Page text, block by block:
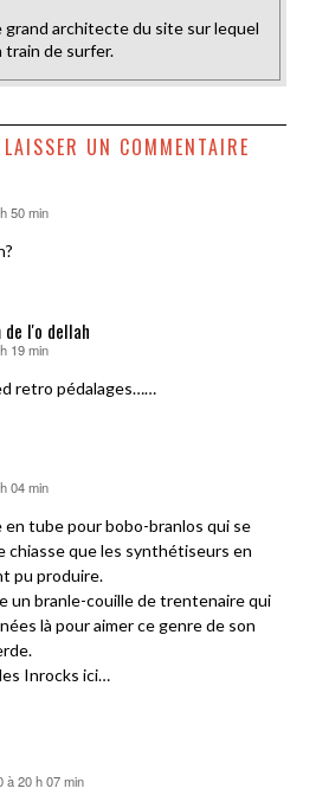
grand architecte du site sur lequel
train de surfer.
LAISSER UN COMMENTAIRE
50 min
de l'o dellah
19 min
retro pédalages……
04 min
en tube pour bobo-branlos qui se
chiasse que les synthétiseurs en
pu produire.
un branle-couille de trentenaire qui
là pour aimer ce genre de son
Inrocks ici…
à 20 h 07 min